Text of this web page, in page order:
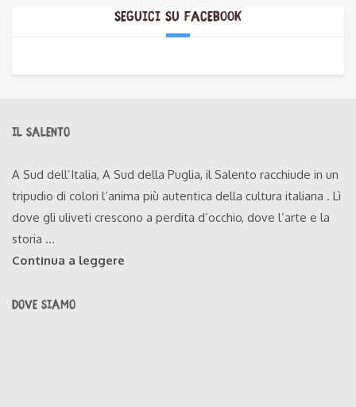
Alternative:
Seguici su Facebook
IL SALENTO
A Sud dell’Italia, A Sud della Puglia, il Salento racchiude in un
tripudio di colori l’anima più autentica della cultura italiana . Lì
dove gli uliveti crescono a perdita d’occhio, dove l’arte e la
storia ...
Continua a leggere
DOVE SIAMO